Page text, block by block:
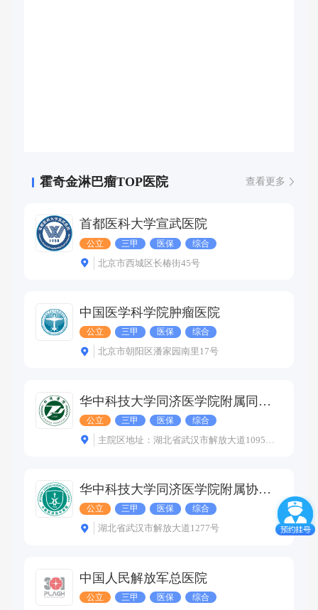
霍奇金淋巴瘤TOP医院 查看更多
首都医科大学宣武医院
公立 三甲 医保 综合
北京市西城区长椿街45号
中国医学科学院肿瘤医院
公立 三甲 医保 综合
北京市朝阳区潘家园南里17号
华中科技大学同济医学院附属同济医院
公立 三甲 医保 综合
华中科技大学同济医学院附属协和医院
公立 三甲 医保 综合
湖北省武汉市解放大道1277号
中国人民解放军总医院
公立 三甲 医保 综合